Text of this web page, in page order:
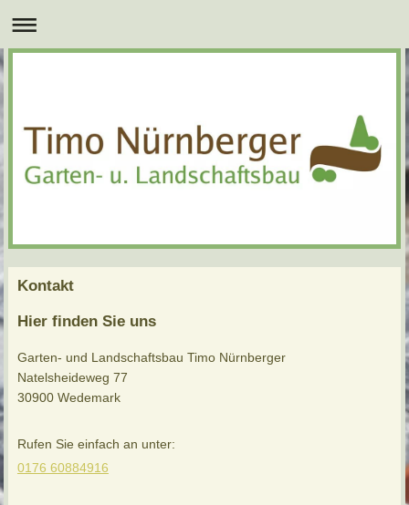
Kontakt
Hier finden Sie uns
Garten- und Landschaftsbau Timo Nürnberger
Natelsheideweg 77
30900 Wedemark
Rufen Sie einfach an unter:
0176 60884916